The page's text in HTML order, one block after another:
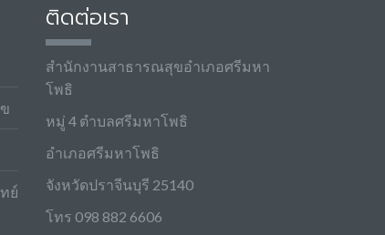
ย์
ติดต่อเรา
สำนักงานสาธารณสุขอำเภอศรีมหา
โพธิ
หมู่ 4 ตำบลศรีมหาโพธิ
อำเภอศรีมหาโพธิ
จังหวัดปราจีนบุรี 25140
โทร 098 882 6606